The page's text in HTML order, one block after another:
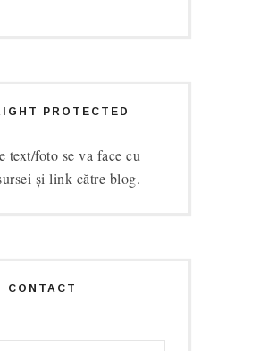
PROTECTED
text/foto se va face cu
și link către blog.
CONTACT